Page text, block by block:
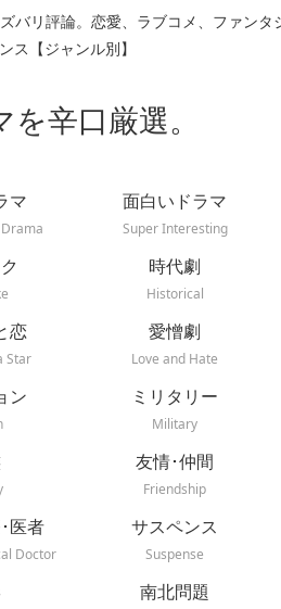
リ評論。恋愛、ラブコメ、ファン
ス【ジャンル別】
辛口厳選。
マ
面白いドラマ
Super Interesting
時代劇
Historical
恋
Star
愛憎劇
Love and Hate
ン
ミリタリー
Military
友情･仲間
Friendship
医者
Doctor
サスペンス
Suspense
南北問題